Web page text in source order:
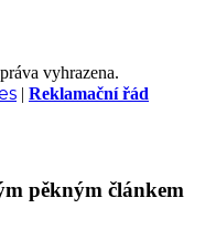
vyhrazena.
| Reklamační řád
pěkným článkem